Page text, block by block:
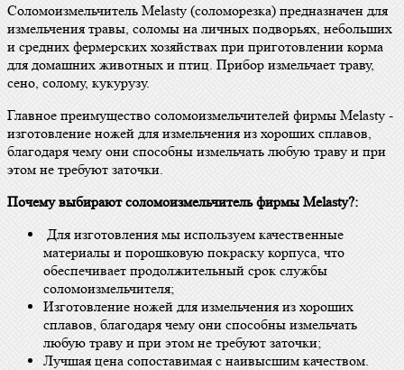
Соломоизмельчитель Melasty (соломорезка) предназначен для
измельчения травы, соломы на личных подворьях, небольших
и средних фермерских хозяйствах при приготовлении корма
для домашних животных и птиц. Прибор измельчает траву,
сено, солому, кукурузу.
Главное преимущество соломоизмельчителей фирмы Melasty -
изготовление ножей для измельчения из хороших сплавов,
благодаря чему они способны измельчать любую траву и при
этом не требуют заточки.
Почему выбирают соломоизмельчитель фирмы Melasty?:
Для изготовления мы используем качественные
материалы и порошковую покраску корпуса, что
обеспечивает продолжительный срок службы
соломоизмельчителя;
Изготовление ножей для измельчения из хороших
сплавов, благодаря чему они способны измельчать
любую траву и при этом не требуют заточки;
Лучшая цена сопоставимая с наивысшим качеством.